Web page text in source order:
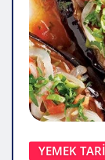
YEMEK